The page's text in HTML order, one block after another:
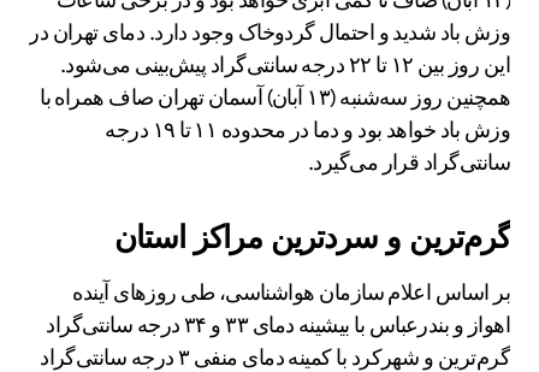
وزش باد شدید و احتمال گردوخاک وجود دارد. دمای تهران در
این روز بین ۱۲ تا ۲۲ درجه سانتی‌گراد پیش‌بینی می‌شود.
همچنین روز سه‌شنبه (۱۳ آبان) آسمان تهران صاف همراه با
وزش باد خواهد بود و دما در محدوده ۱۱ تا ۱۹ درجه
سانتی‌گراد قرار می‌گیرد.
گرم‌ترین و سردترین مراکز استان
بر اساس اعلام سازمان هواشناسی، طی روزهای آینده
اهواز و بندرعباس با بیشینه دمای ۳۳ و ۳۴ درجه سانتی‌گراد
گرم‌ترین و شهرکرد با کمینه دمای منفی ۳ درجه سانتی‌گراد